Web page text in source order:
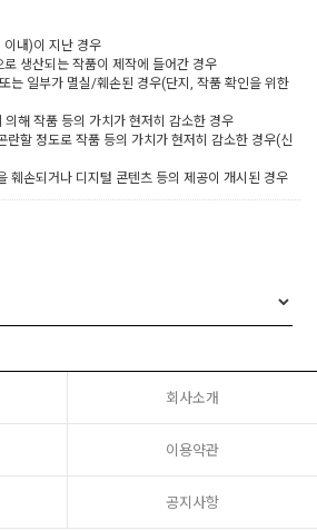
내)이 지난 경우
생산되는 작품이 제작에 들어간 경우
는 일부가 멸실/훼손된 경우(단지, 작품 확인을 위한
해 작품 등의 가치가 현저히 감소한 경우
란할 정도로 작품 등의 가치가 현저히 감소한 경우(신
훼손되거나 디지털 콘텐츠 등의 제공이 개시된 경우
회사소개
이용약관
공지사항